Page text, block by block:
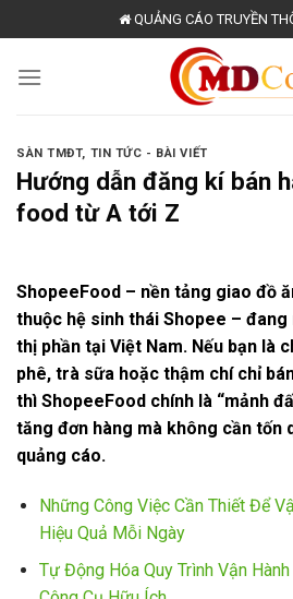
to
content
QUẢNG CÁO TRUYỀN
SÀN TMĐT, TIN TỨC - BÀI VIẾT
Hướng dẫn đăng kí bán
food từ A tới Z
ShopeeFood – nền tảng giao đồ
thuộc hệ sinh thái Shopee –
thị phần tại Việt Nam. Nếu bạn là
phê, trà sữa hoặc thậm chí chỉ
thì ShopeeFood chính là “mảnh
tăng đơn hàng mà không cần tốn
quảng cáo.
Những Công Việc Cần Thiết Để
Hiệu Quả Mỗi Ngày
Tự Động Hóa Quy Trình Vận